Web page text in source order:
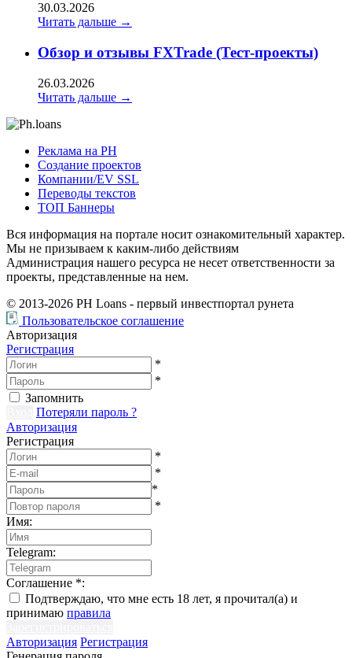
30.03.2026
Читать дальше →
Обзор и отзывы FXTrade (Тест-проекты)
26.03.2026
Читать дальше →
Реклама на РН
Создание проектов
Компании/EV SSL
Переводы текстов
ТОП Баннеры
Вся информация на портале носит ознакомительный характер.
Мы не призываем к каким-либо действиям
Администрация нашего ресурса не несет ответственности за
проекты, представленные на нем.
© 2013-2026 PH Loans - первый инвестпортал рунета
Пользовательское соглашение
Авторизация
Регистрация
*
*
Запомнить
Потеряли пароль ?
Авторизация
Регистрация
*
*
*
*
Имя:
Telegram:
Соглашение *:
Подтверждаю, что мне есть 18 лет, я прочитал(а) и
принимаю правила
Авторизация Регистрация